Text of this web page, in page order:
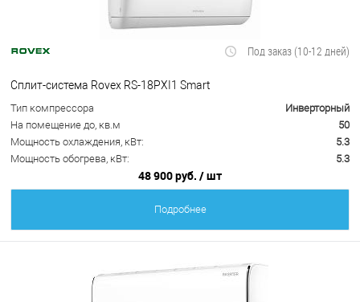
Под заказ (10-12 дней)
Сплит-система Rovex RS-18PXI1 Smart
Тип компрессора
Инверторный
На помещение до, кв.м
50
Мощность охлаждения, кВт:
5.3
Мощность обогрева, кВт:
5.3
48 900 руб. / шт
Подробнее